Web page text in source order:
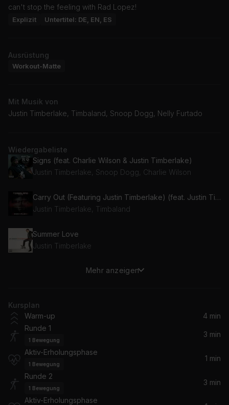
can't stop the feeling with Rad Lopez!
Explizit Untertitel: DE, EN, ES
Ausrüstung
Workout-Matte
Mit Musik von
Justin Timberlake, Timbaland, Snoop Dogg, Nelly Furtado
Wiedergabeliste
Signs (feat. Charlie Wilson & Justin Timberlake)
Justin Timberlake, Snoop Dogg, Charlie Wilson
Carry Out (Featuring Justin Timberlake) (feat. Justin Timberlake)
Justin Timberlake, Timbaland
Summer Love
Justin Timberlake
Give It To Me (feat. Justin Timberlake & Nelly Furtado)
Mirrors (Radio Edit)
Justin Timberlake
What Goes Around...Comes Around (Radio Edit)
Justin Timberlake
Mehr anzeigen
Kursplan
Warm-up
4 min
Runde 1
1 Bewegung
3 min
Aktiv-Erholungsphase
1 Bewegung
1 min
Runde 2
1 Bewegung
3 min
Aktiv-Erholungsphase